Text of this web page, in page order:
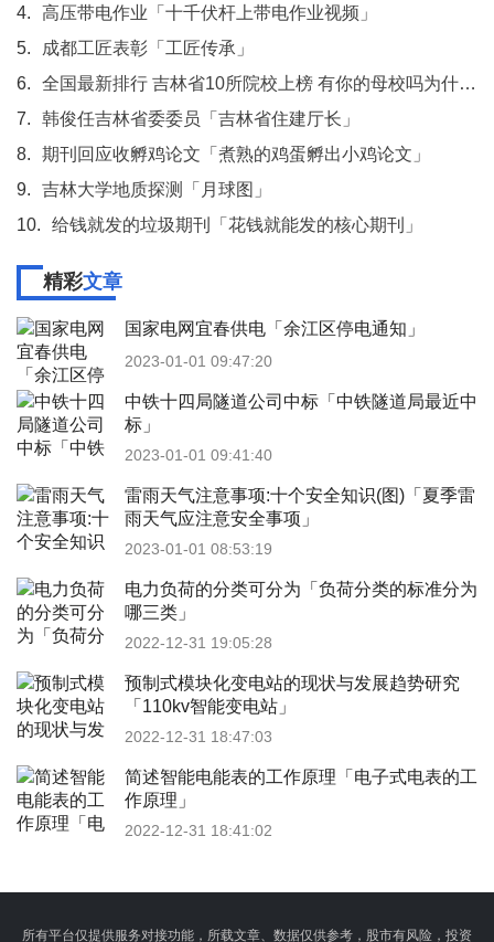
4.
高压带电作业「十千伏杆上带电作业视频」
5.
成都工匠表彰「工匠传承」
6.
全国最新排行 吉林省10所院校上榜 有你的母校吗为什么「吉林省所有大学名单」
7.
韩俊任吉林省委委员「吉林省住建厅长」
8.
期刊回应收孵鸡论文「煮熟的鸡蛋孵出小鸡论文」
9.
吉林大学地质探测「月球图」
10.
给钱就发的垃圾期刊「花钱就能发的核心期刊」
精彩文章
国家电网宜春供电「余江区停电通知」
2023-01-01 09:47:20
中铁十四局隧道公司中标「中铁隧道局最近中
标」
2023-01-01 09:41:40
雷雨天气注意事项:十个安全知识(图)「夏季雷
雨天气应注意安全事项」
2023-01-01 08:53:19
电力负荷的分类可分为「负荷分类的标准分为
哪三类」
2022-12-31 19:05:28
预制式模块化变电站的现状与发展趋势研究
「110kv智能变电站」
2022-12-31 18:47:03
简述智能电能表的工作原理「电子式电表的工
作原理」
2022-12-31 18:41:02
所有平台仅提供服务对接功能，所载文章、数据仅供参考，股市有风险，投资